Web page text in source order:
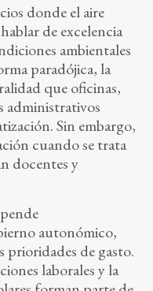
donde el aire
de excelencia
ambientales
paradójica, la
que oficinas,
administrativos
Sin embargo,
cuando se trata
docentes y
autonómico,
prioridades de gasto.
laborales y la